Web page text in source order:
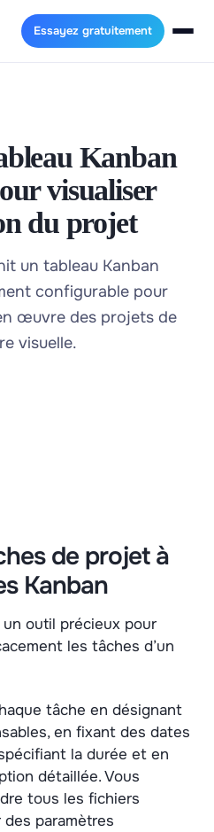
Essayez gratuitement
Kanban
visualiser
du projet
un tableau Kanban
configurable pour
œuvre des projets de
visuelle.
de projet à
Kanban
outil précieux pour
les tâches d’un
tâche en désignant
en fixant des dates
la durée et en
détaillée. Vous
tous les fichiers
paramètres